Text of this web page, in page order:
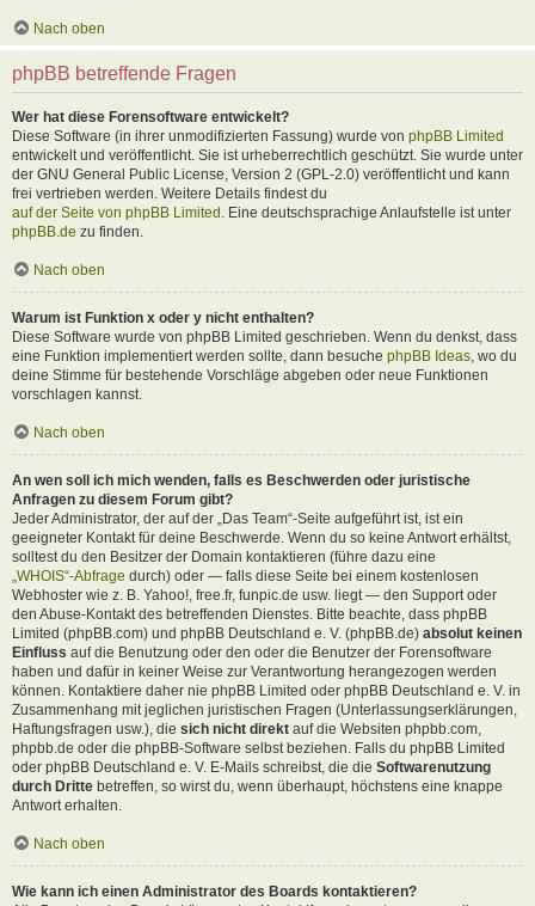
Nach oben
phpBB betreffende Fragen
Wer hat diese Forensoftware entwickelt?
Diese Software (in ihrer unmodifizierten Fassung) wurde von phpBB Limited
entwickelt und veröffentlicht. Sie ist urheberrechtlich geschützt. Sie wurde unter
der GNU General Public License, Version 2 (GPL-2.0) veröffentlicht und kann
frei vertrieben werden. Weitere Details findest du
auf der Seite von phpBB Limited . Eine deutschsprachige Anlaufstelle ist unter
phpBB.de zu finden.
Nach oben
Warum ist Funktion x oder y nicht enthalten?
Diese Software wurde von phpBB Limited geschrieben. Wenn du denkst, dass
eine Funktion implementiert werden sollte, dann besuche phpBB Ideas , wo du
deine Stimme für bestehende Vorschläge abgeben oder neue Funktionen
vorschlagen kannst.
Nach oben
An wen soll ich mich wenden, falls es Beschwerden oder juristische
Anfragen zu diesem Forum gibt?
Jeder Administrator, der auf der „Das Team“-Seite aufgeführt ist, ist ein
geeigneter Kontakt für deine Beschwerde. Wenn du so keine Antwort erhältst,
solltest du den Besitzer der Domain kontaktieren (führe dazu eine
„WHOIS“-Abfrage durch) oder — falls diese Seite bei einem kostenlosen
Webhoster wie z. B. Yahoo!, free.fr, funpic.de usw. liegt — den Support oder
den Abuse-Kontakt des betreffenden Dienstes. Bitte beachte, dass phpBB
Limited (phpBB.com) und phpBB Deutschland e. V. (phpBB.de) absolut keinen
Einfluss auf die Benutzung oder den oder die Benutzer der Forensoftware
haben und dafür in keiner Weise zur Verantwortung herangezogen werden
können. Kontaktiere daher nie phpBB Limited oder phpBB Deutschland e. V. in
Zusammenhang mit jeglichen juristischen Fragen (Unterlassungserklärungen,
Haftungsfragen usw.), die sich nicht direkt auf die Websiten phpbb.com,
phpbb.de oder die phpBB-Software selbst beziehen. Falls du phpBB Limited
oder phpBB Deutschland e. V. E-Mails schreibst, die die Softwarenutzung
durch Dritte betreffen, so wirst du, wenn überhaupt, höchstens eine knappe
Antwort erhalten.
Nach oben
Wie kann ich einen Administrator des Boards kontaktieren?